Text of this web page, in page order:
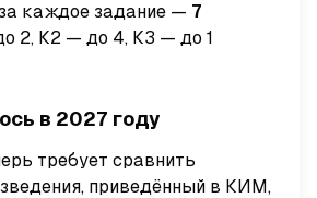
каждое задание — 7
2, К2 — до 4, К3 — до 1
в 2027 году
требует сравнить
приведённый в КИМ,